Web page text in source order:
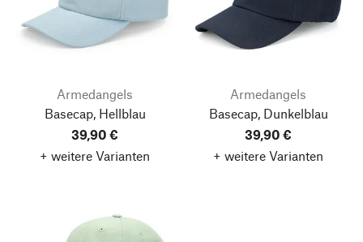
Armedangels
Basecap, Hellblau
39,90 €
+ weitere Varianten
Armedangels
Basecap, Dunkelblau
39,90 €
+ weitere Varianten